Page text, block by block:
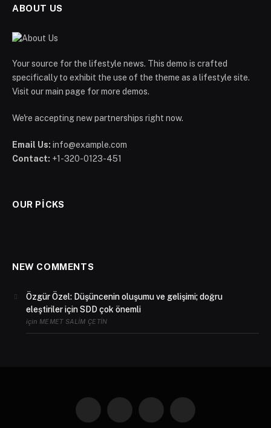
ABOUT US
Your source for the lifestyle news. This demo is crafted
specifically to exhibit the use of the theme as a lifestyle site.
Visit our main page for more demos.
We're accepting new partnerships right now.
Email Us: info@example.com
Contact: +1-320-0123-451
OUR PICKS
NEW COMMENTS
Özgür Özel: Düşüncenin oluşumu ve gelişimi; doğru
eleştiriler için SDD çok önemli
için MEMET SALIM ÇETIN
Facebook Instagram YouTube